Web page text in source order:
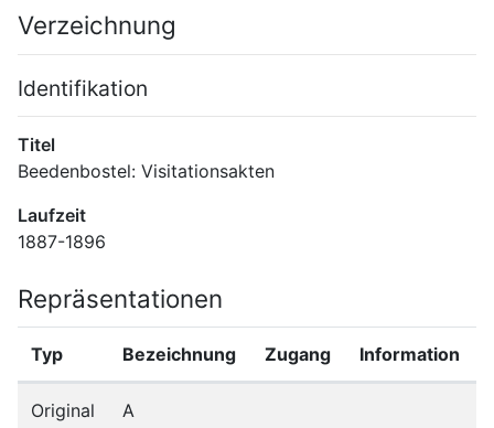
Verzeichnung
Identifikation
Titel
Beedenbostel: Visitationsakten
Laufzeit
1887-1896
Repräsentationen
Typ Bezeichnung Zugang Information
Original A